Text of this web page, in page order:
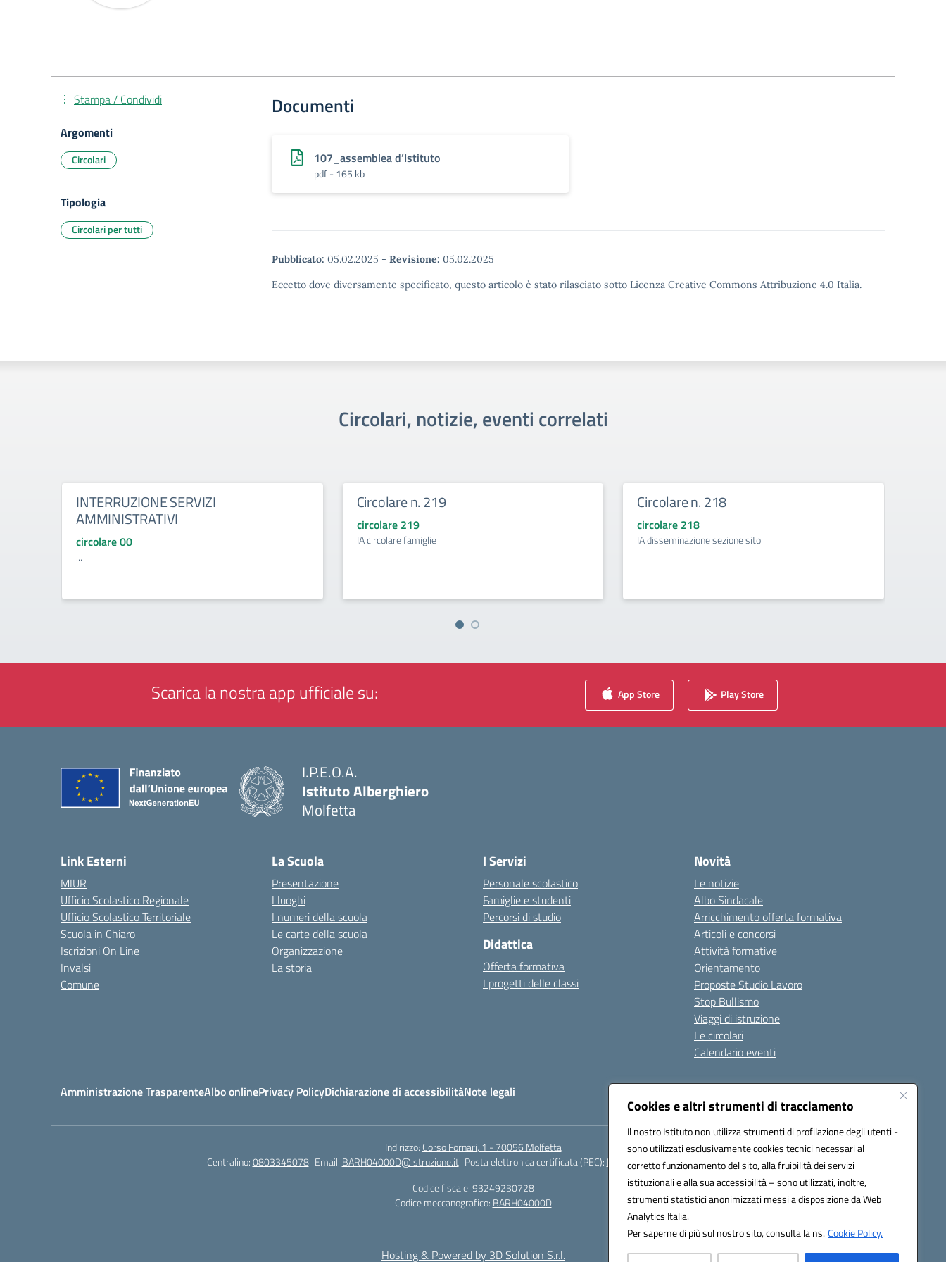
Cookies e altri strumenti di tracciamento
Il nostro Istituto non utilizza strumenti di profilazione degli utenti -
sono utilizzati esclusivamente cookies tecnici necessari al
corretto funzionamento del sito, alla fruibilità dei servizi
istituzionali e alla sua accessibilità – sono utilizzati, inoltre,
strumenti statistici anonimizzati messi a disposizione da Web
Analytics Italia.
Per saperne di più sul nostro sito, consulta la ns.Cookie Policy.
Documenti
107_assemblea d’Istituto
pdf - 165 kb
Pubblicato: 05.02.2025 - Revisione: 05.02.2025
Eccetto dove diversamente specificato, questo articolo è stato rilasciato sotto Licenza Creative Commons Attribuzione 4.0 Italia.
Stampa / Condividi
Argomenti
Circolari
Tipologia
Circolari per tutti
Circolari, notizie, eventi correlati
INTERRUZIONE SERVIZI
AMMINISTRATIVI
circolare 00
...
Circolare n. 219
circolare 219
IA circolare famiglie
Circolare n. 218
circolare 218
IA disseminazione sezione sito
Scarica la nostra app ufficiale su: App Store Play Store
I.P.E.O.A.
Istituto Alberghiero
Molfetta
Link Esterni
MIUR
Ufficio Scolastico Regionale
Ufficio Scolastico Territoriale
Scuola in Chiaro
Iscrizioni On Line
Invalsi
Comune
La Scuola
Presentazione
I luoghi
I numeri della scuola
Le carte della scuola
Organizzazione
La storia
I Servizi
Personale scolastico
Famiglie e studenti
Percorsi di studio
Didattica
Offerta formativa
I progetti delle classi
Novità
Le notizie
Albo Sindacale
Arricchimento offerta formativa
Articoli e concorsi
Attività formative
Orientamento
Proposte Studio Lavoro
Stop Bullismo
Viaggi di istruzione
Le circolari
Calendario eventi
Amministrazione TrasparenteAlbo onlinePrivacy PolicyDichiarazione di accessibilitàNote legali Seguici su:
Indirizzo: Corso Fornari, 1 - 70056 Molfetta
Centralino:0803345078 Email: BARH04000D@istruzione.it Posta elettronica certificata (PEC): BARH04000D@pec.istruzione.it
Codice fiscale: 93249230728
Codice meccanografico: BARH04000D
Hosting & Powered by 3D Solution S.r.l.